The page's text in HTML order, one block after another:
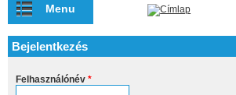
Ugrás a tartalomra
Menu
Bejelentkezés
Felhasználónév *